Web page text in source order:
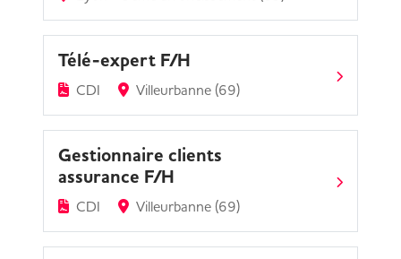
Télé-expert F/H
CDI Villeurbanne (69)
Gestionnaire clients
assurance F/H
CDI Villeurbanne (69)